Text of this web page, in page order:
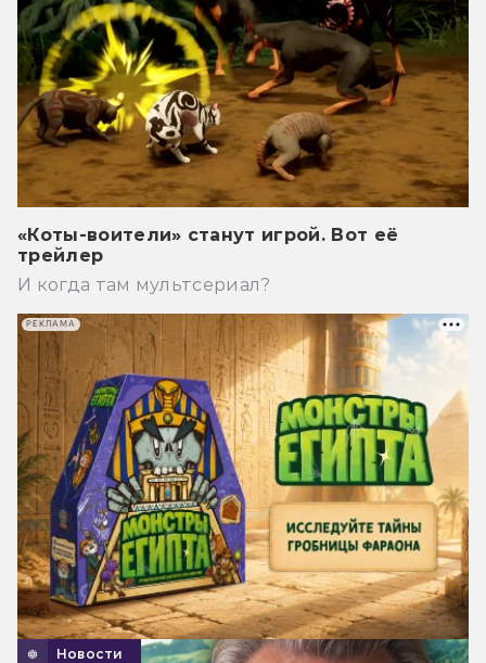
«Коты-воители» станут игрой. Вот её
трейлер
И когда там мультсериал?
Новости
РЕКЛАМА